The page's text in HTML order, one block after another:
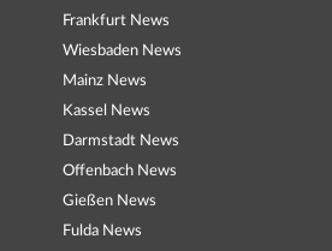
Frankfurt News
Wiesbaden News
Mainz News
Kassel News
Darmstadt News
Offenbach News
Gießen News
Fulda News